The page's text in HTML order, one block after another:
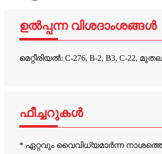
ഉൽപ്പന്ന വിശദാംശങ്ങൾ
മെറ്റീരിയൽ: C-276, B-2, B3, C-22,
ഫീച്ചറുകൾ
* ഏറ്റവും വൈവിധ്യമാർന്ന